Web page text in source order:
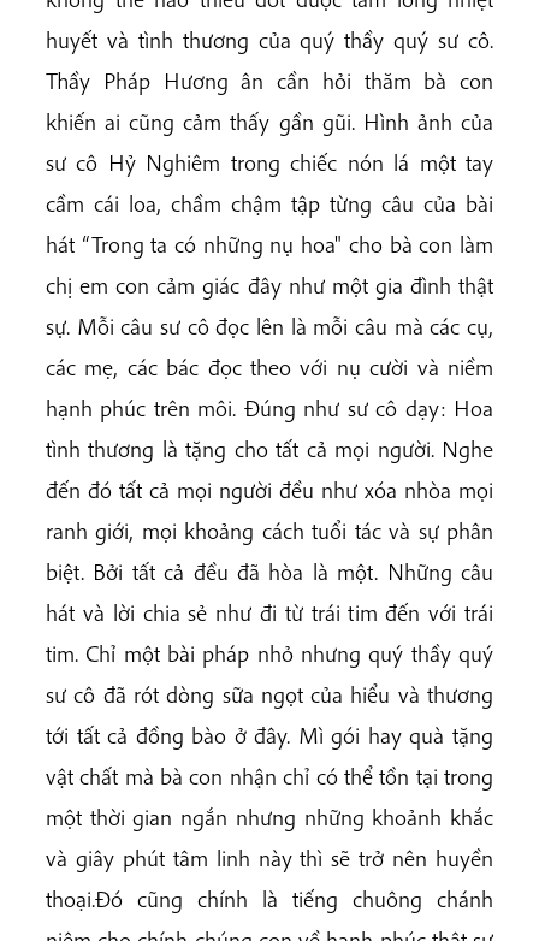
huyết và tình thương của quý thầy quý sư cô.
Thầy Pháp Hương ân cần hỏi thăm bà con
khiến ai cũng cảm thấy gần gũi. Hình ảnh của
sư cô Hỷ Nghiêm trong chiếc nón lá một tay
cầm cái loa, chầm chậm tập từng câu của bài
hát “Trong ta có những nụ hoa" cho bà con làm
chị em con cảm giác đây như một gia đình thật
sự. Mỗi câu sư cô đọc lên là mỗi câu mà các cụ,
các mẹ, các bác đọc theo với nụ cười và niềm
hạnh phúc trên môi. Đúng như sư cô dạy: Hoa
tình thương là tặng cho tất cả mọi người. Nghe
đến đó tất cả mọi người đều như xóa nhòa mọi
ranh giới, mọi khoảng cách tuổi tác và sự phân
biệt. Bởi tất cả đều đã hòa là một. Những câu
hát và lời chia sẻ như đi từ trái tim đến với trái
tim. Chỉ một bài pháp nhỏ nhưng quý thầy quý
sư cô đã rót dòng sữa ngọt của hiểu và thương
tới tất cả đồng bào ở đây. Mì gói hay quà tặng
vật chất mà bà con nhận chỉ có thể tồn tại trong
một thời gian ngắn nhưng những khoảnh khắc
và giây phút tâm linh này thì sẽ trở nên huyền
thoại.Đó cũng chính là tiếng chuông chánh